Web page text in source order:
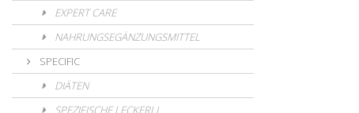
EXPERT CARE
NAHRUNGSEGÄNZUNGSMITTEL
SPECIFIC
DIÄTEN
SPEZIFISCHE LECKERLI